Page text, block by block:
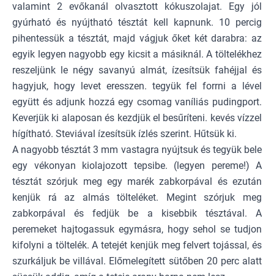
valamint 2 evőkanál olvasztott kókuszolajat. Egy jól
gyúrható és nyújtható tésztát kell kapnunk. 10 percig
pihentessük a tésztát, majd vágjuk őket két darabra: az
egyik legyen nagyobb egy kicsit a másiknál. A töltelékhez
reszeljünk le négy savanyú almát, ízesítsük fahéjjal és
hagyjuk, hogy levet eresszen. tegyük fel forrni a lével
együtt és adjunk hozzá egy csomag vaníliás pudingport.
Keverjük ki alaposan és kezdjük el besűríteni. kevés vízzel
hígítható. Steviával ízesítsük ízlés szerint. Hűtsük ki.
A nagyobb tésztát 3 mm vastagra nyújtsuk és tegyük bele
egy vékonyan kiolajozott tepsibe. (legyen pereme!) A
tésztát szórjuk meg egy marék zabkorpával és ezután
kenjük rá az almás tölteléket. Megint szórjuk meg
zabkorpával és fedjük be a kisebbik tésztával. A
peremeket hajtogassuk egymásra, hogy sehol se tudjon
kifolyni a töltelék. A tetejét kenjük meg felvert tojással, és
szurkáljuk be villával. Előmelegített sütőben 20 perc alatt